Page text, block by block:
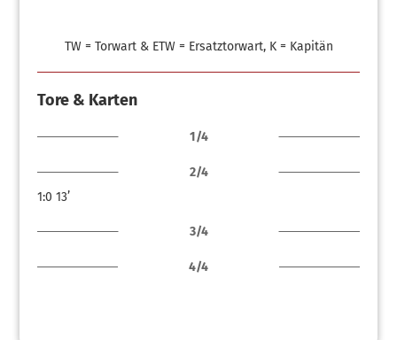
TW = Torwart & ETW = Ersatztorwart, K = Kapitän
Tore & Karten
1/4
2/4
1:0 13’
3/4
4/4